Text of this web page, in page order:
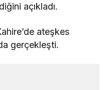
açıkladı.
ateşkes
gerçekleşti.